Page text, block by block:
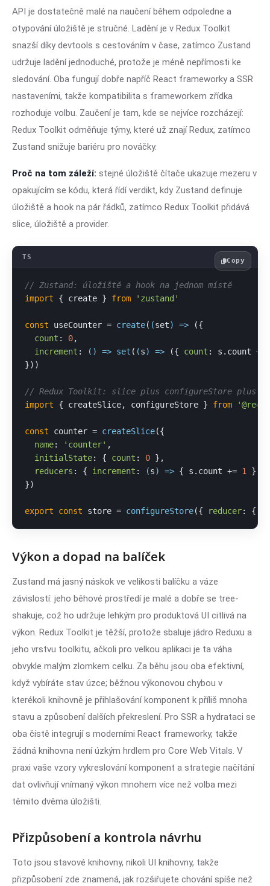
API je dostatečně malé na naučení během odpoledne a
otypování úložiště je stručné. Ladění je v Redux Toolkit
snazší díky devtools s cestováním v čase, zatímco Zustand
udržuje ladění jednoduché, protože je méně nepřímosti ke
sledování. Oba fungují dobře napříč React frameworky a SSR
nastaveními, takže kompatibilita s frameworkem zřídka
rozhoduje volbu. Zaučení je tam, kde se nejvíce rozcházejí:
Redux Toolkit odměňuje týmy, které už znají Redux, zatímco
Zustand snižuje bariéru pro nováčky.
Proč na tom záleží: stejné úložiště čítače ukazuje mezeru v
opakujícím se kódu, která řídí verdikt, kdy Zustand definuje
úložiště a hook na pár řádků, zatímco Redux Toolkit přidává
slice, úložiště a provider.
// Zustand: úložiště a hook na jednom místě
import { create } from 'zustand'
const useCounter = create( (set) => ({
count : 0,
increment : () => set ( (s) => ({ count : s. count +
}))
// Redux Toolkit: slice plus configureStore plus
import { createSlice, configureStore } from
const counter = createSlice({
name: 'counter' ,
initialState: { count : 0 },
reducers : { increment : (s) => { s. count += 1 } },
})
export const store = configureStore({ reducer: {
Copy
Výkon a dopad na balíček
Zustand má jasný náskok ve velikosti balíčku a váze
závislostí: jeho běhové prostředí je malé a dobře se tree-
shakuje, což ho udržuje lehkým pro produktová UI citlivá na
výkon. Redux Toolkit je těžší, protože sbaluje jádro Reduxu a
jeho vrstvu toolkitu, ačkoli pro velkou aplikaci je ta váha
obvykle malým zlomkem celku. Za běhu jsou oba efektivní,
když vybíráte stav úzce; běžnou výkonovou chybou v
kterékoli knihovně je přihlašování komponent k příliš mnoha
stavu a způsobení dalších překreslení. Pro SSR a hydrataci se
oba čistě integrují s moderními React frameworky, takže
žádná knihovna není úzkým hrdlem pro Core Web Vitals. V
praxi vaše vzory vykreslování komponent a strategie načítání
dat ovlivňují vnímaný výkon mnohem více než volba mezi
těmito dvěma úložišti.
Přizpůsobení a kontrola návrhu
Toto jsou stavové knihovny, nikoli UI knihovny, takže
přizpůsobení zde znamená, jak rozšiřujete chování spíše než